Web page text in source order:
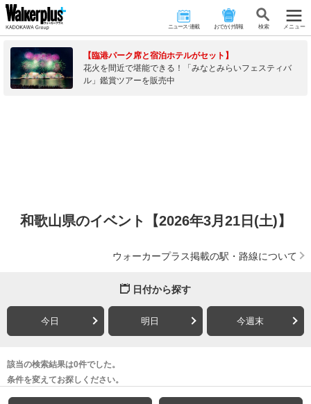
ニュース･連載 おでかけ情報 検 索 メニュー
【臨港パーク席と宿泊ホテルがセット】
花火を間近で堪能できる！「みなとみらいフェスティバ
ル」鑑賞ツアーを販売中
和歌山県のイベント【2026年3月21日(土)】
ウォーカープラス掲載の駅・路線について
日付から探す
今日 明日 今週末
該当の検索結果は0件でした。
条件を変えてお探しください。